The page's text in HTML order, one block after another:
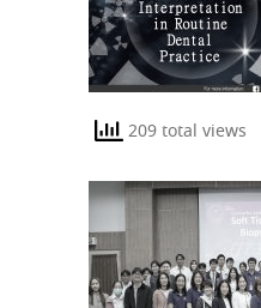
209 total views